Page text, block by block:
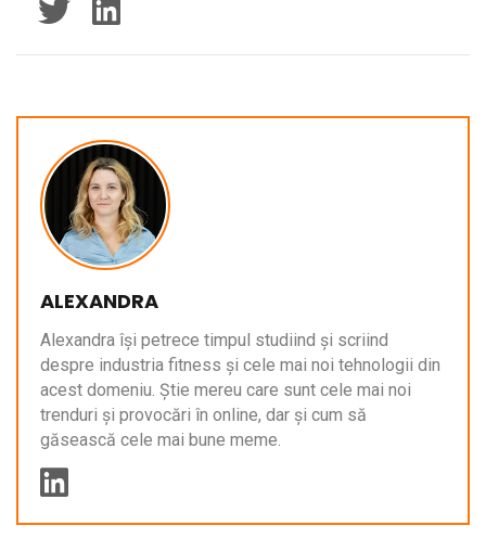
ALEXANDRA
Alexandra își petrece timpul studiind și scriind
despre industria fitness și cele mai noi tehnologii din
acest domeniu. Știe mereu care sunt cele mai noi
trenduri și provocări în online, dar și cum să
găsească cele mai bune meme.